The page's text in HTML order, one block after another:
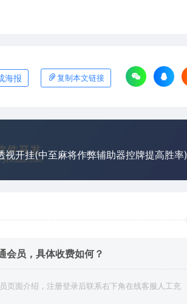
海报 复制本文链接
视开挂(中至麻将作弊辅助器控牌提高胜率)
会员，具体收费如何？
页面介绍，注册登录后联系右下角在线客服人工充